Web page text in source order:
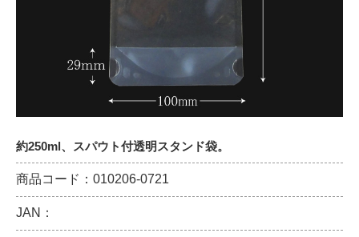
約250ml、スパウト付透明スタンド袋。
商品コード：010206-0721
JAN：